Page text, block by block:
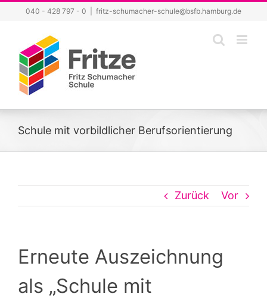
springen
040 - 428 797 - 0 fritz-schumacher-schule@bsfb.hamburg.de
Schule mit vorbildlicher Berufsorientierung
Zurück Vor
Erneute Auszeichnung
als „Schule mit